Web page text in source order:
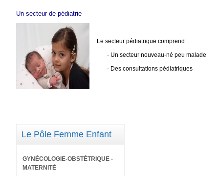
Un secteur de pédiatrie
Le secteur pédiatrique comprend :
- Un secteur nouveau-né peu malade
- Des consultations pédiatriques
Le Pôle Femme Enfant
GYNÉCOLOGIE-OBSTÉTRIQUE -
MATERNITÉ